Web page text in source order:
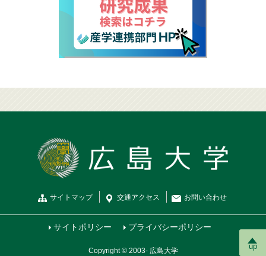
up
サイトマップ 交通アクセス お問い合わせ
サイトポリシー プライバシーポリシー
Copyright © 2003- 広島大学